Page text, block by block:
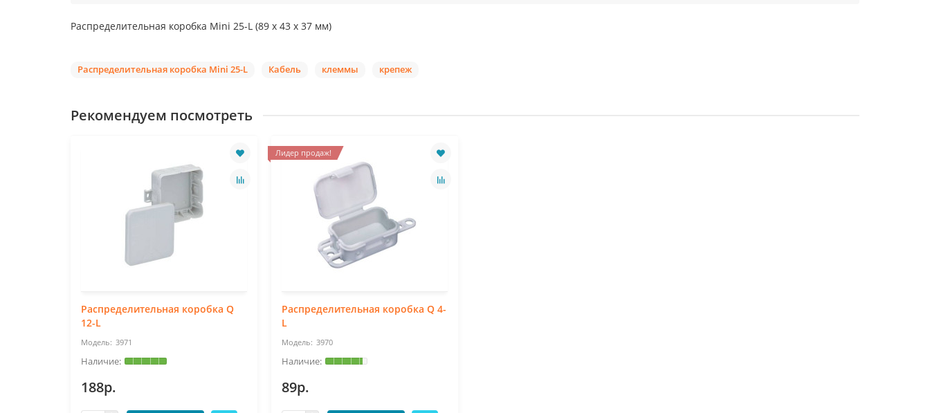
Распределительная коробка Mini 25-L (89 x 43 x 37 мм)
Распределительная коробка Mini 25-L Кабель клеммы крепеж
Рекомендуем посмотреть
Распределительная коробка Q
12-L
3971
188р.
Лидер продаж!
Распределительная коробка Q 4-
L
3970
89р.